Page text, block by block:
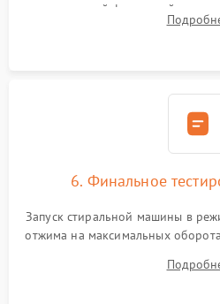
надежной фиксацией
герметиком для
6. Финальное
Запуск стиральной машины в
отжима на максимальных
корректности слива,
посторонних стуков и